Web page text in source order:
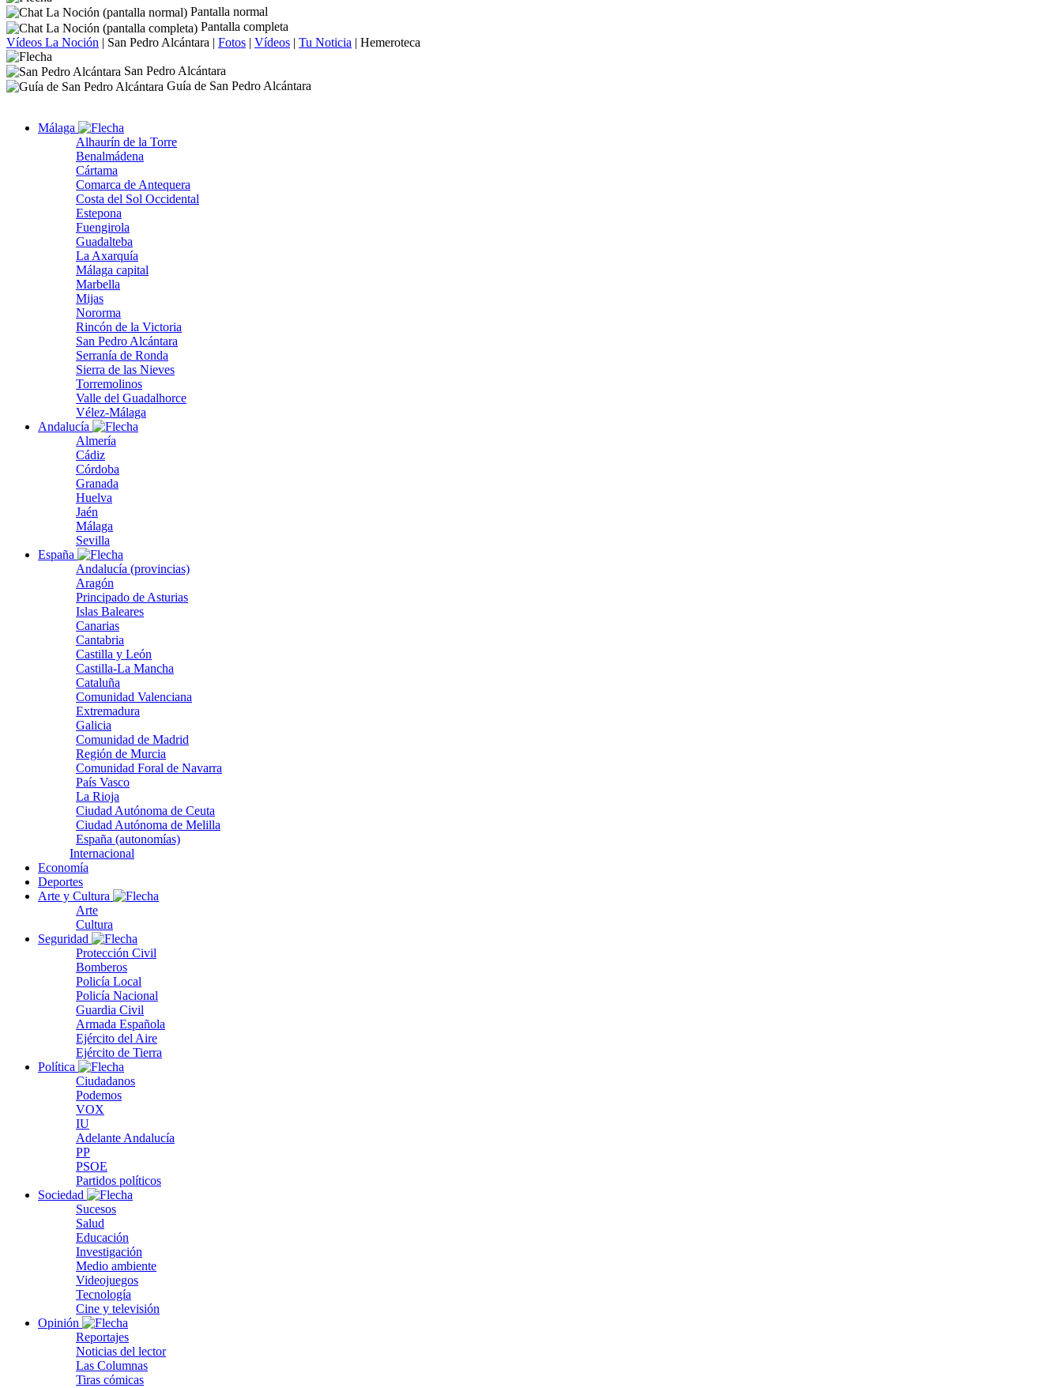
Pantalla normal
Pantalla completa
Vídeos La Noción | San Pedro Alcántara | Fotos | Vídeos | Tu Noticia | Hemeroteca
San Pedro Alcántara
Guía de San Pedro Alcántara
Málaga
Alhaurín de la Torre
Benalmádena
Cártama
Comarca de Antequera
Costa del Sol Occidental
Estepona
Fuengirola
Guadalteba
La Axarquía
Málaga capital
Marbella
Mijas
Nororma
Rincón de la Victoria
San Pedro Alcántara
Serranía de Ronda
Sierra de las Nieves
Torremolinos
Valle del Guadalhorce
Vélez-Málaga
Andalucía
Almería
Cádiz
Córdoba
Granada
Huelva
Jaén
Málaga
Sevilla
España
Andalucía (provincias)
Aragón
Principado de Asturias
Islas Baleares
Canarias
Cantabria
Castilla y León
Castilla-La Mancha
Cataluña
Comunidad Valenciana
Extremadura
Galicia
Comunidad de Madrid
Región de Murcia
Comunidad Foral de Navarra
País Vasco
La Rioja
Ciudad Autónoma de Ceuta
Ciudad Autónoma de Melilla
España (autonomías)
Internacional
Economía
Deportes
Arte y Cultura
Arte
Cultura
Seguridad
Protección Civil
Bomberos
Policía Local
Policía Nacional
Guardia Civil
Armada Española
Ejército del Aire
Ejército de Tierra
Política
Ciudadanos
Podemos
VOX
IU
Adelante Andalucía
PP
PSOE
Partidos políticos
Sociedad
Sucesos
Salud
Educación
Investigación
Medio ambiente
Videojuegos
Tecnología
Cine y televisión
Opinión
Reportajes
Noticias del lector
Las Columnas
Tiras cómicas